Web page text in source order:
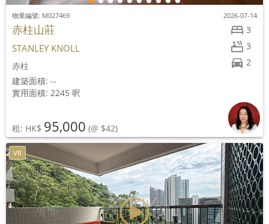
3
3
2
物業編號: M027469 2026-07-14
赤柱山莊
STANLEY KNOLL
赤柱
建築面積: --
實用面積: 2245 呎
租: HK$ 95,000 (@ $42)
VR